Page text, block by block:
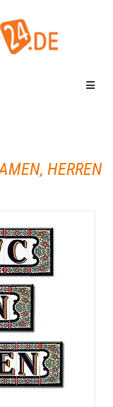
Menü
HERREN